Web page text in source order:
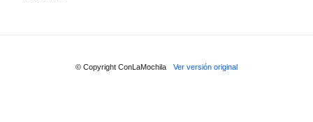
© Copyright ConLaMochila Ver versión original